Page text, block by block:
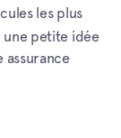
les plus
une petite idée